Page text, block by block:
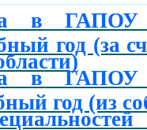
в
год (за
в
год (из